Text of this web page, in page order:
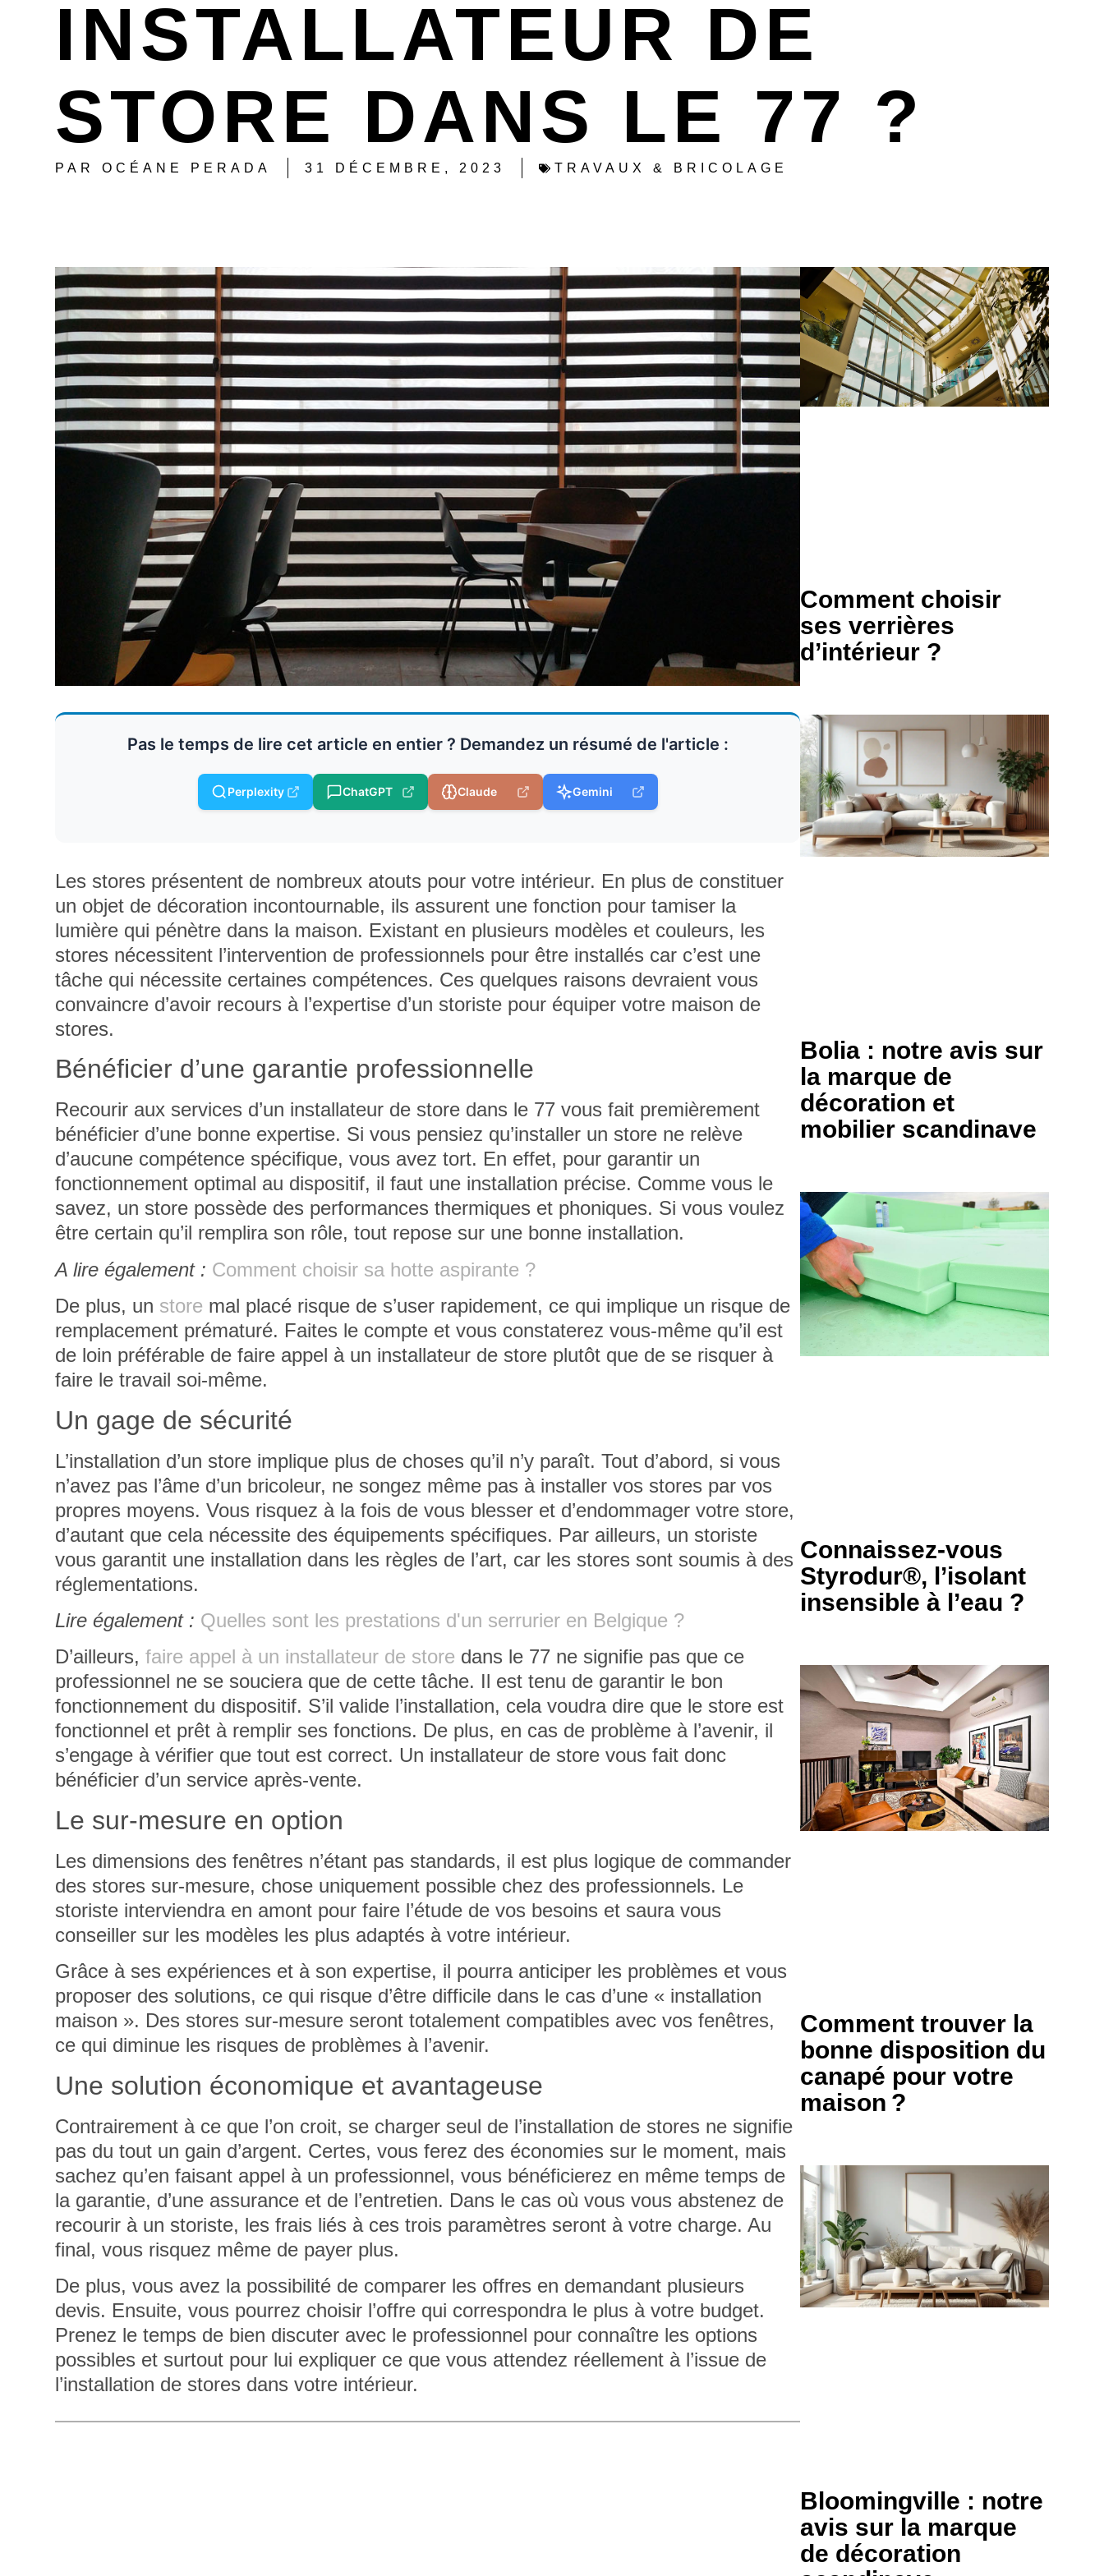
INSTALLATEUR DE
STORE DANS LE 77 ?
PAR OCÉANE PERADA 31 DÉCEMBRE, 2023 TRAVAUX & BRICOLAGE
Pas le temps de lire cet article en entier ? Demandez un résumé de l'article :
Perplexity ChatGPT Claude Gemini
Les stores présentent de nombreux atouts pour votre intérieur. En plus de constituer
un objet de décoration incontournable, ils assurent une fonction pour tamiser la
lumière qui pénètre dans la maison. Existant en plusieurs modèles et couleurs, les
stores nécessitent l’intervention de professionnels pour être installés car c’est une
tâche qui nécessite certaines compétences. Ces quelques raisons devraient vous
convaincre d’avoir recours à l’expertise d’un storiste pour équiper votre maison de
stores.
Bénéficier d’une garantie professionnelle
Recourir aux services d’un installateur de store dans le 77 vous fait premièrement
bénéficier d’une bonne expertise. Si vous pensiez qu’installer un store ne relève
d’aucune compétence spécifique, vous avez tort. En effet, pour garantir un
fonctionnement optimal au dispositif, il faut une installation précise. Comme vous le
savez, un store possède des performances thermiques et phoniques. Si vous voulez
être certain qu’il remplira son rôle, tout repose sur une bonne installation.
A lire également : Comment choisir sa hotte aspirante ?
De plus, un store mal placé risque de s’user rapidement, ce qui implique un risque de
remplacement prématuré. Faites le compte et vous constaterez vous-même qu’il est
de loin préférable de faire appel à un installateur de store plutôt que de se risquer à
faire le travail soi-même.
Un gage de sécurité
L’installation d’un store implique plus de choses qu’il n’y paraît. Tout d’abord, si vous
n’avez pas l’âme d’un bricoleur, ne songez même pas à installer vos stores par vos
propres moyens. Vous risquez à la fois de vous blesser et d’endommager votre store,
d’autant que cela nécessite des équipements spécifiques. Par ailleurs, un storiste
vous garantit une installation dans les règles de l’art, car les stores sont soumis à des
réglementations.
Lire également : Quelles sont les prestations d'un serrurier en Belgique ?
D’ailleurs,faire appel à un installateur de store dans le 77 ne signifie pas que ce
professionnel ne se souciera que de cette tâche. Il est tenu de garantir le bon
fonctionnement du dispositif. S’il valide l’installation, cela voudra dire que le store est
fonctionnel et prêt à remplir ses fonctions. De plus, en cas de problème à l’avenir, il
s’engage à vérifier que tout est correct. Un installateur de store vous fait donc
bénéficier d’un service après-vente.
Le sur-mesure en option
Les dimensions des fenêtres n’étant pas standards, il est plus logique de commander
des stores sur-mesure, chose uniquement possible chez des professionnels. Le
storiste interviendra en amont pour faire l’étude de vos besoins et saura vous
conseiller sur les modèles les plus adaptés à votre intérieur.
Grâce à ses expériences et à son expertise, il pourra anticiper les problèmes et vous
proposer des solutions, ce qui risque d’être difficile dans le cas d’une « installation
maison ». Des stores sur-mesure seront totalement compatibles avec vos fenêtres,
ce qui diminue les risques de problèmes à l’avenir.
Une solution économique et avantageuse
Contrairement à ce que l’on croit, se charger seul de l’installation de stores ne signifie
pas du tout un gain d’argent. Certes, vous ferez des économies sur le moment, mais
sachez qu’en faisant appel à un professionnel, vous bénéficierez en même temps de
la garantie, d’une assurance et de l’entretien. Dans le cas où vous vous abstenez de
recourir à un storiste, les frais liés à ces trois paramètres seront à votre charge. Au
final, vous risquez même de payer plus.
De plus, vous avez la possibilité de comparer les offres en demandant plusieurs
devis. Ensuite, vous pourrez choisir l’offre qui correspondra le plus à votre budget.
Prenez le temps de bien discuter avec le professionnel pour connaître les options
possibles et surtout pour lui expliquer ce que vous attendez réellement à l’issue de
l’installation de stores dans votre intérieur.
Comment choisir
ses verrières
d’intérieur ?
Bolia : notre avis sur
la marque de
décoration et
mobilier scandinave
Connaissez-vous
Styrodur®, l’isolant
insensible à l’eau ?
Comment trouver la
bonne disposition du
canapé pour votre
maison ?
Bloomingville : notre
avis sur la marque
de décoration